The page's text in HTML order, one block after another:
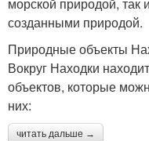
морской природой,
созданными природой.
Природные объекты
Вокруг Находки
объектов, которые
них:
читать дальше →